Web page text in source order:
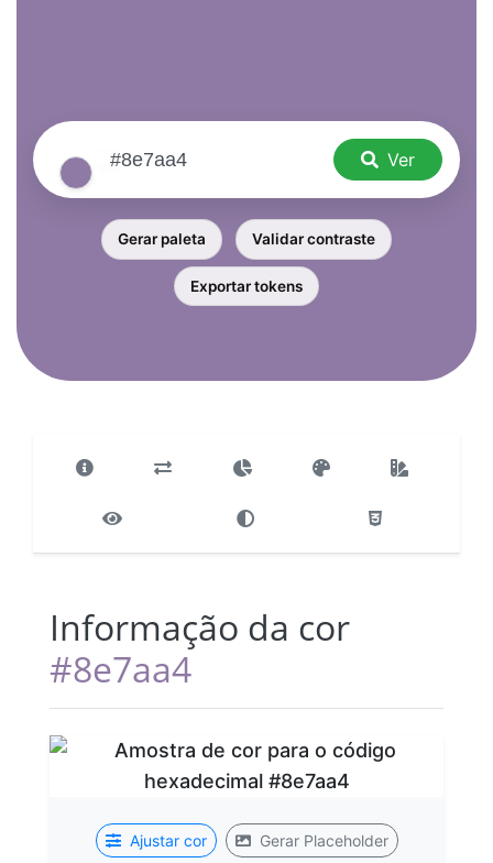
Ver
Gerar paleta Validar contraste
Exportar tokens
Informação da cor
#8e7aa4
Ajustar cor Gerar Placeholder